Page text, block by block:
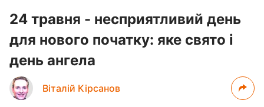
24 травня - несприятливий день
для нового початку: яке свято і
день ангела
Віталій Кірсанов